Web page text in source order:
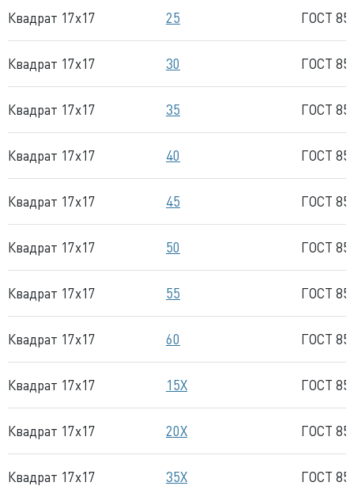
Квадрат 17x17 25 ГОСТ
Квадрат 17x17 30 ГОСТ
Квадрат 17x17 35 ГОСТ
Квадрат 17x17 40 ГОСТ
Квадрат 17x17 45 ГОСТ
Квадрат 17x17 50 ГОСТ
Квадрат 17x17 55 ГОСТ
Квадрат 17x17 60 ГОСТ
Квадрат 17x17 15Х ГОСТ
Квадрат 17x17 20Х ГОСТ
Квадрат 17x17 35Х ГОСТ